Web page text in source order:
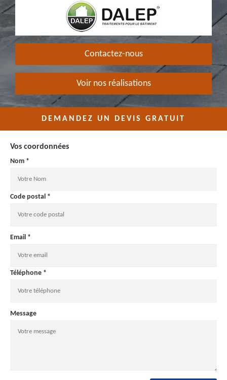
Contactez-nous
Voir nos réalisations
DEMANDEZ UN DEVIS GRATUIT
Vos coordonnées
Nom *
Code postal *
Email *
Téléphone *
Message